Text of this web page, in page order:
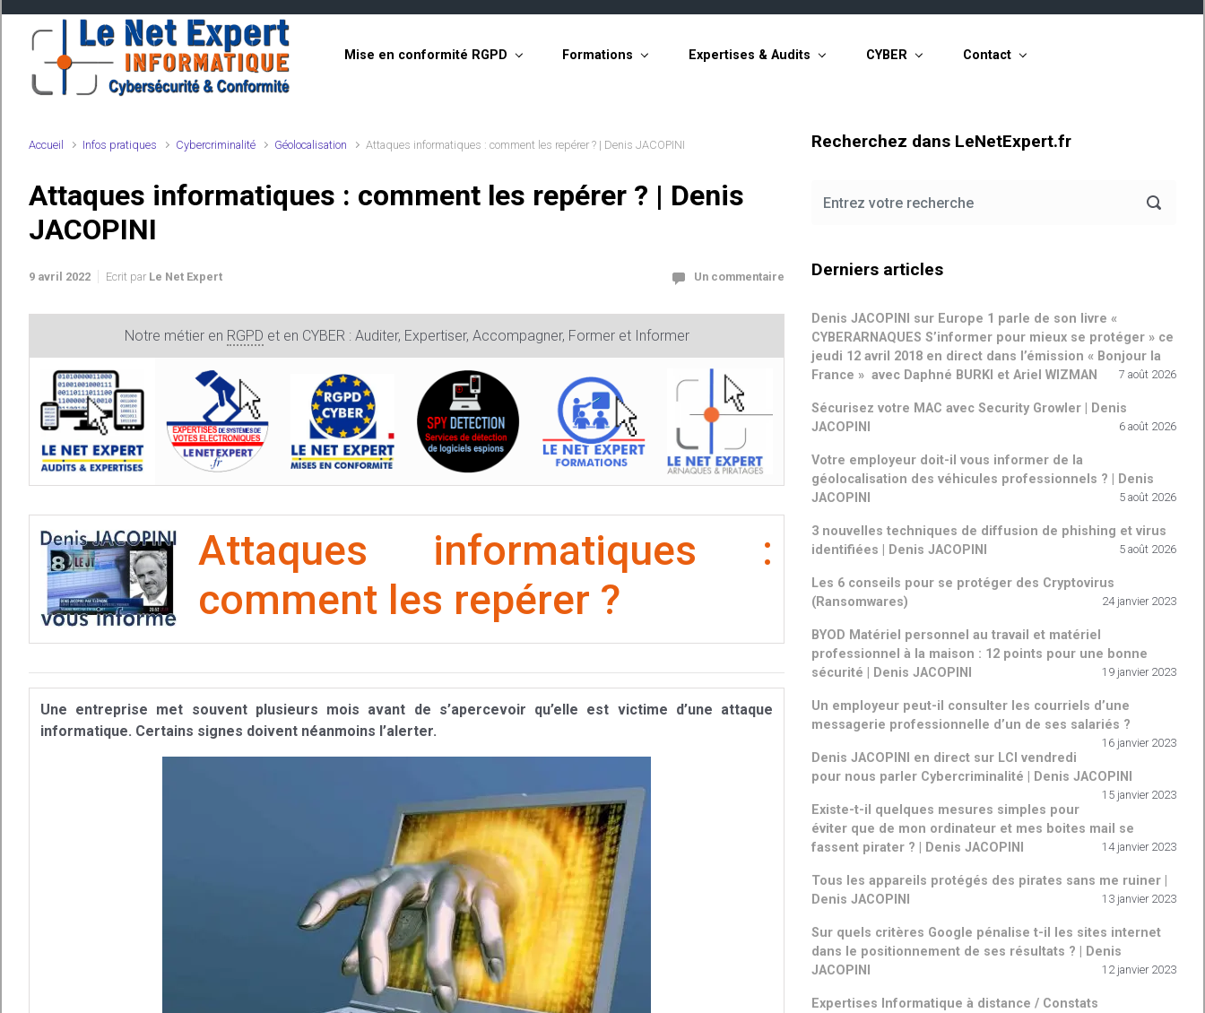
Skip to main content
Mise en conformité RGPD Formations Expertises & Audits CYBER Contact
Accueil Infos pratiques Cybercriminalité Géolocalisation Attaques informatiques : comment les repérer ? | Denis JACOPINI
Attaques informatiques : comment les repérer ? | Denis
JACOPINI
9 avril 2022 Ecrit par Le Net Expert Un commentaire
Notre métier en RGPD et en CYBER : Auditer, Expertiser, Accompagner, Former et Informer
Attaques informatiques :
comment les repérer ?
Une entreprise met souvent plusieurs mois avant de s’apercevoir qu’elle est victime d’une attaque
informatique. Certains signes doivent néanmoins l’alerter.
Recherchez dans LeNetExpert.fr
Derniers articles
Denis JACOPINI sur Europe 1 parle de son livre «
CYBERARNAQUES S’informer pour mieux se protéger » ce
jeudi 12 avril 2018 en direct dans l’émission « Bonjour la
France » avec Daphné BURKI et Ariel WIZMAN
7 août 2026
Sécurisez votre MAC avec Security Growler | Denis
JACOPINI
6 août 2026
Votre employeur doit-il vous informer de la
géolocalisation des véhicules professionnels ? | Denis
JACOPINI
5 août 2026
3 nouvelles techniques de diffusion de phishing et virus
identifiées | Denis JACOPINI
5 août 2026
Les 6 conseils pour se protéger des Cryptovirus
(Ransomwares)
24 janvier 2023
BYOD Matériel personnel au travail et matériel
professionnel à la maison : 12 points pour une bonne
sécurité | Denis JACOPINI
19 janvier 2023
Un employeur peut-il consulter les courriels d’une
messagerie professionnelle d’un de ses salariés ?
16 janvier 2023
Denis JACOPINI en direct sur LCI vendredi
pour nous parler Cybercriminalité | Denis JACOPINI
15 janvier 2023
Existe-t-il quelques mesures simples pour
éviter que de mon ordinateur et mes boites mail se
fassent pirater ? | Denis JACOPINI
14 janvier 2023
Tous les appareils protégés des pirates sans me ruiner |
Denis JACOPINI
13 janvier 2023
Sur quels critères Google pénalise t-il les sites internet
dans le positionnement de ses résultats ? | Denis
JACOPINI
12 janvier 2023
Expertises Informatique à distance / Constats